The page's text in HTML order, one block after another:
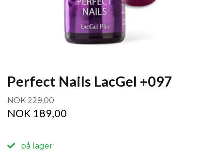
Perfect Nails LacGel +097
NOK 229,00
NOK 189,00
på lager